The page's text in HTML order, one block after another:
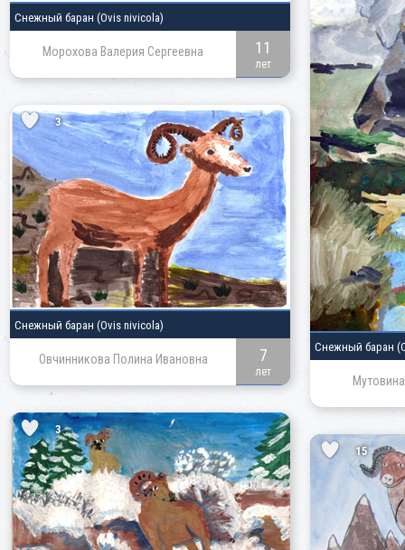
Снежный баран (Ovis nivicola)
Морохова Валерия Сергеевна 11
лет
Снежный баран
3
Снежный баран (Ovis nivicola)
Овчинникова Полина Ивановна 7
лет
3
15